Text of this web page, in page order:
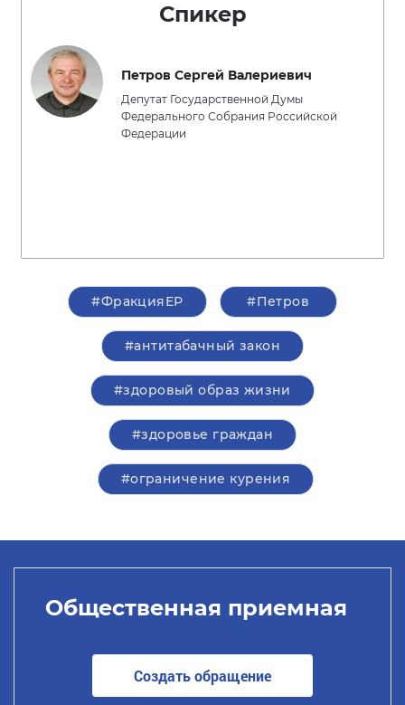
Спикер
Петров Сергей Валериевич
Депутат Государственной Думы
Федерального Собрания Российской
Федерации
#ФракцияЕР #Петров
#антитабачный закон
#здоровый образ жизни
#здоровье граждан
#ограничение курения
Общественная приемная
Создать обращение